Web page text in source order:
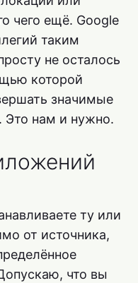
чего ещё. Google
таким
не осталось
которой
значимые
Это нам и нужно.
ту или
от источника,
что вы